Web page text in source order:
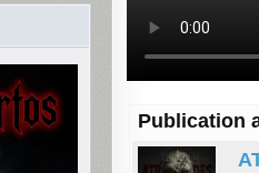
Publication